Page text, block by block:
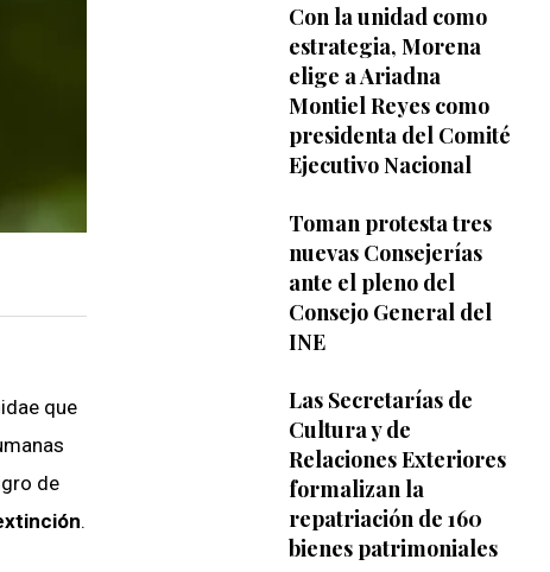
que
de
.
Con la unidad como
estrategia, Morena
elige a Ariadna
Montiel Reyes como
presidenta del Comité
Ejecutivo Nacional
Toman protesta tres
nuevas Consejerías
ante el pleno del
Consejo General del
INE
Las Secretarías de
Cultura y de
Relaciones Exteriores
formalizan la
repatriación de 160
bienes patrimoniales